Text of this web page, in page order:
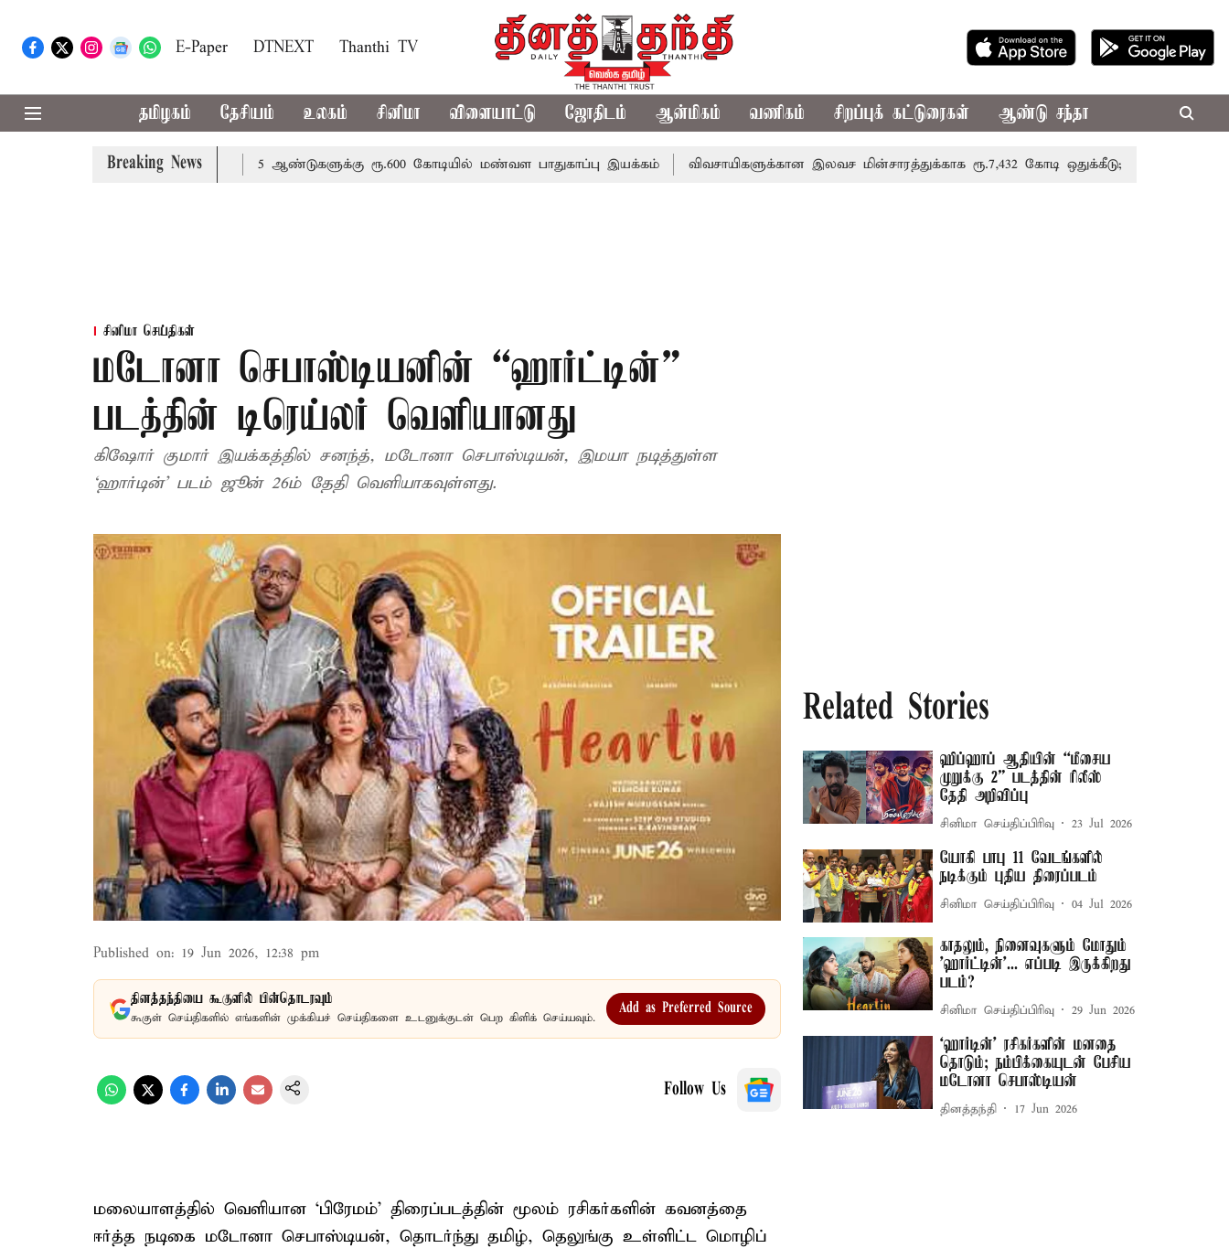
E-Paper DTNEXT Thanthi TV
தமிழகம் தேசியம் உலகம் சினிமா விளையாட்டு ஜோதிடம் ஆன்மிகம் வணிகம் சிறப்புக் கட்டுரைகள் ஆண்டு சந்தா
Breaking News
அமைச்சர் வினோத் 5 ஆண்டுகளுக்கு ரூ.600 கோடியில் மண்வள பாதுகாப்பு இயக்கம் விவசாயிகளுக்கான இலவச மின்சாரத்துக்காக ரூ.7,432 கோடி ஒதுக்கீடு; வேளாண் பட்ஜெட்டில்
சினிமா செய்திகள்
மடோனா செபாஸ்டியனின் “ஹார்ட்டின்”
படத்தின் டிரெய்லர் வெளியானது
கிஷோர் குமார் இயக்கத்தில் சனந்த், மடோனா செபாஸ்டியன், இமயா நடித்துள்ள
‘ஹார்டின்’ படம் ஜூன் 26ம் தேதி வெளியாகவுள்ளது.
Published on: 19 Jun 2026, 12:38 pm
தினத்தந்தியை கூகுளில் பின்தொடரவும்
கூகுள் செய்திகளில் எங்களின் முக்கியச் செய்திகளை உடனுக்குடன் பெற கிளிக் செய்யவும்.
Add as Preferred Source
Follow Us
மலையாளத்தில் வெளியான ‘பிரேமம்’ திரைப்படத்தின் மூலம் ரசிகர்களின் கவனத்தை
ஈர்த்த நடிகை மடோனா செபாஸ்டியன், தொடர்ந்து தமிழ், தெலுங்கு உள்ளிட்ட மொழிப்
Related Stories
ஹிப்ஹாப் ஆதியின் “மீசைய
முறுக்கு 2” படத்தின் ரிலீஸ்
தேதி அறிவிப்பு
சினிமா செய்திப்பிரிவு 23 Jul 2026
யோகி பாபு 11 வேடங்களில்
நடிக்கும் புதிய திரைப்படம்
சினிமா செய்திப்பிரிவு 04 Jul 2026
காதலும், நினைவுகளும் மோதும்
'ஹார்ட்டின்'... எப்படி இருக்கிறது
படம்?
சினிமா செய்திப்பிரிவு 29 Jun 2026
‘ஹார்டின்’ ரசிகர்களின் மனதை
தொடும்; நம்பிக்கையுடன் பேசிய
மடோனா செபாஸ்டியன்
தினத்தந்தி 17 Jun 2026